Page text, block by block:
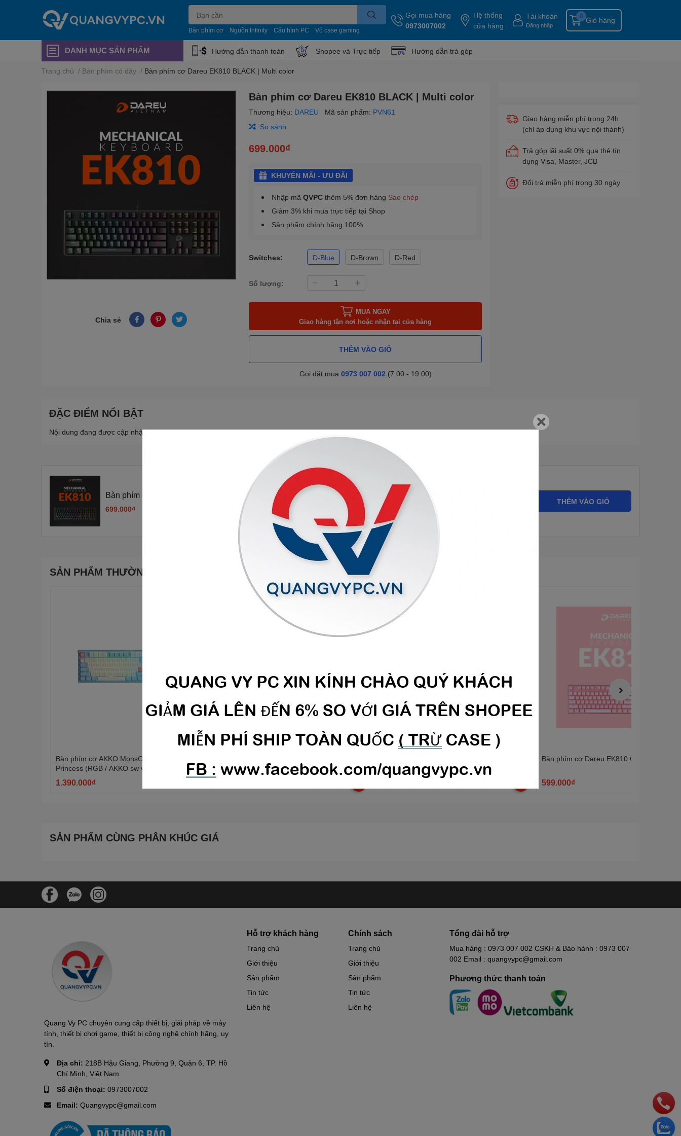
Bàn phím cơ Nguồn Infinity Cấu hình PC Vỏ case gaming
Gọi mua hàng
0973007002
Hệ thống
cửa hàng
Tài khoản
Đăng nhập
Giỏ hàng
0
DANH MỤC SẢN PHẨM Hướng dẫn thanh toán Shopee và Trực tiếp Hướng dẫn trả góp
Trang chủ / Bàn phím có dây / Bàn phím cơ Dareu EK810 BLACK | Multi color
Chia sẻ
Bàn phím cơ Dareu EK810 BLACK | Multi color
Thương hiệu: DAREU Mã sản phẩm: PVN61
So sánh
699.000₫
KHUYẾN MÃI - ƯU ĐÃI
Nhập mãQVPC thêm 5% đơn hàng Sao chép
Giảm 3% khi mua trực tiếp tại Shop
Sản phẩm chính hãng 100%
Switches: D-Blue D-Brown D-Red
Số lượng:
MUA NGAY
Giao hàng tận nơi hoặc nhận tại cửa hàng
THÊM VÀO GIỎ
Gọi đặt mua 0973 007 002 (7:00 - 19:00)
Giao hàng miễn phí trong 24h
(chỉ áp dụng khu vực nội thành)
Trả góp lãi suất 0% qua thẻ tín
dụng Visa, Master, JCB
Đổi trả miễn phí trong 30 ngày
ĐẶC ĐIỂM NỔI BẬT
Nội dung đang được cập nhật
Bàn phím cơ Dareu EK810 BLACK | Multi color
699.000₫
Số lượng: THÊM VÀO GIỎ
SẢN PHẨM THƯỜNG MUA CÙNG
Bàn phím cơ AKKO MonsGeek MG108 Doll of
Princess (RGB / AKKO sw v3)
1.390.000₫
PBT Dye-subbed / JDA profile / AKKO CS
switch)
Dye-subbed / JDA profile / AKKO CS switch)
Bàn phím cơ Dareu EK810 QUEEN | Pink
599.000₫
SẢN PHẨM CÙNG PHÂN KHÚC GIÁ
Quang Vy PC chuyên cung cấp thiết bị, giải pháp về máy
tính, thiết bị chơi game, thiết bị công nghệ chính hãng, uy
tín.
Địa chỉ: 218B Hậu Giang, Phường 9, Quận 6, TP. Hồ
Chí Minh, Việt Nam
Số điện thoại: 0973007002
Email: Quangvypc@gmail.com
Hỗ trợ khách hàng
Trang chủ
Giới thiệu
Sản phẩm
Tin tức
Liên hệ
Chính sách
Trang chủ
Giới thiệu
Sản phẩm
Tin tức
Liên hệ
Tổng đài hỗ trợ
Mua hàng : 0973 007 002 CSKH & Bảo hành : 0973 007
002 Email : quangvypc@gmail.com
Phương thức thanh toán